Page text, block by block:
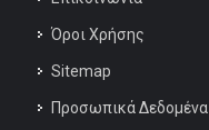
Όροι Χρήσης
Sitemap
Προσωπικά Δεδομένα